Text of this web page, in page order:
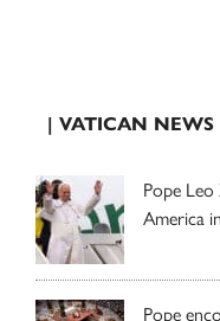
| VATICAN NEWS
Pope
America
Pope